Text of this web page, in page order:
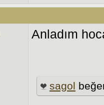
Anladım
sagol